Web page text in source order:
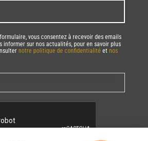
vous consentez à recevoir des emails
informer sur nos actualités, pour en savoir plus
notre politique de confidentialité et nos